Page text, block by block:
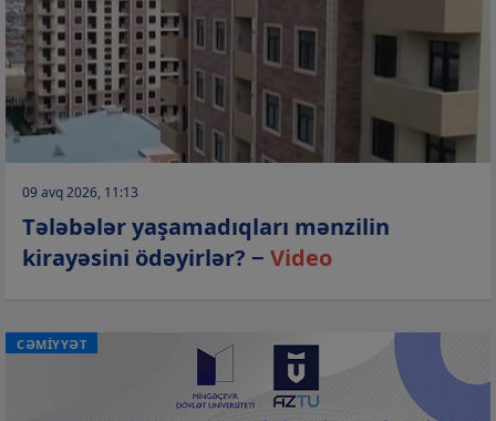
09 avq 2026, 11:13
Tələbələr yaşamadıqları mənzilin
kirayəsini ödəyirlər? − Video
CƏMİYYƏT